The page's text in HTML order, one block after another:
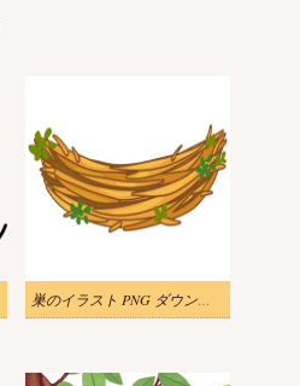
巣のイラスト PNG ダウンロード